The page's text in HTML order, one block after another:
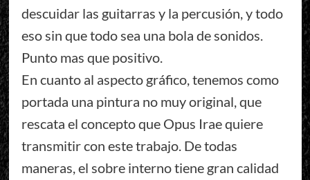
descuidar las guitarras y la percusión, y todo
eso sin que todo sea una bola de sonidos.
Punto mas que positivo.
En cuanto al aspecto gráfico, tenemos como
portada una pintura no muy original, que
rescata el concepto que Opus Irae quiere
transmitir con este trabajo. De todas
maneras, el sobre interno tiene gran calidad